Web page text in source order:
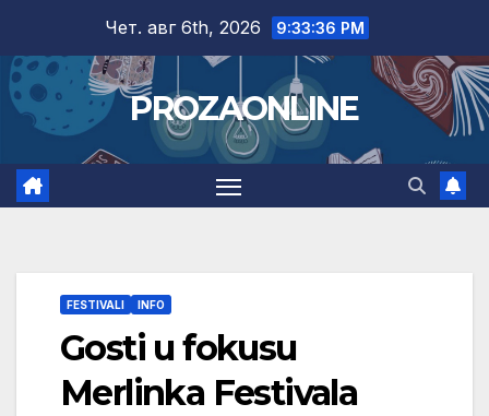
content
Чет. авг 6th, 2026 9:33:36 PM
PROZAONLINE
FESTIVALI INFO
Gosti u fokusu
Merlinka Festivala